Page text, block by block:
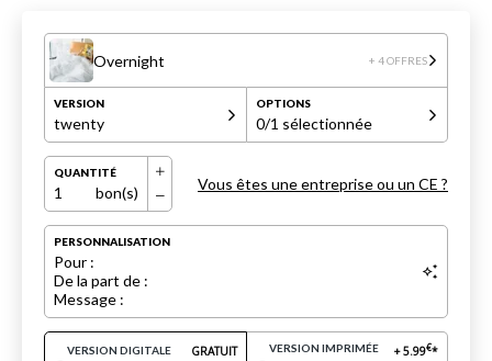
Overnight + 4 OFFRES
VERSION
twenty
OPTIONS
0/1 sélectionnée
QUANTITÉ
1 bon(s) Vous êtes une entreprise ou un CE ?
PERSONNALISATION
Pour :
De la part de :
Message :
VERSION DIGITALE GRATUIT VERSION IMPRIMÉE +5.99€*